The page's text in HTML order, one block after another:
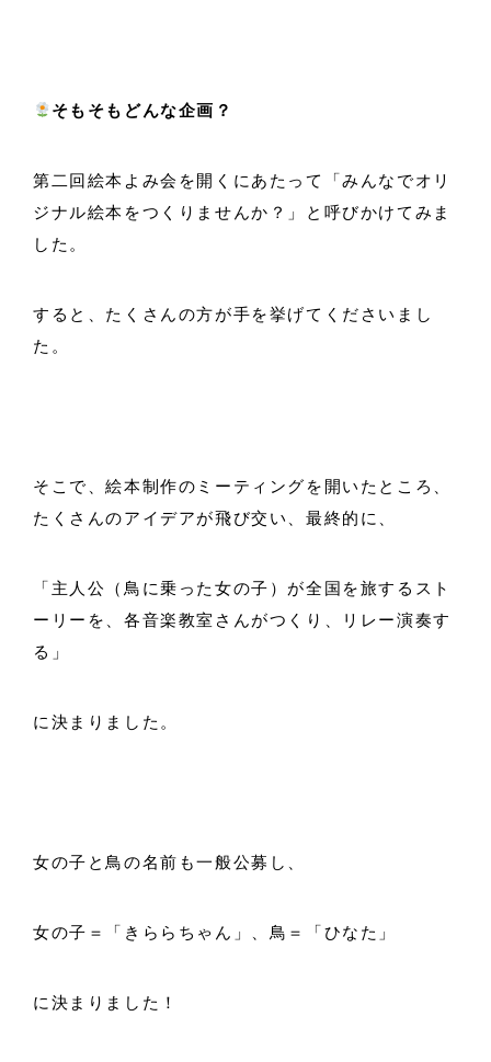
そもそもどんな企画？
第二回絵本よみ会を開くにあたって「みんなでオリ
ジナル絵本をつくりませんか？」と呼びかけてみま
した。
すると、たくさんの方が手を挙げてくださいまし
た。
そこで、絵本制作のミーティングを開いたところ、
たくさんのアイデアが飛び交い、最終的に、
「主人公（鳥に乗った女の子）が全国を旅するスト
ーリーを、各音楽教室さんがつくり、リレー演奏す
る」
に決まりました。
女の子と鳥の名前も一般公募し、
女の子＝「きららちゃん」、鳥＝「ひなた」
に決まりました！